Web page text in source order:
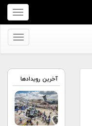
برای
نمایش
منو
برای
کنید
آخرین رویدادها